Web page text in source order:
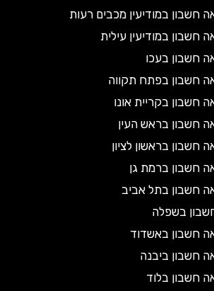
במודיעין מכבים רעות
במודיעין עילית
בעכו
בפתח תקווה
בקריית אונו
בראש העין
בראשון לציון
ברמת גן
בתל אביב
בשפלה
באשדוד
ביבנה
בלוד